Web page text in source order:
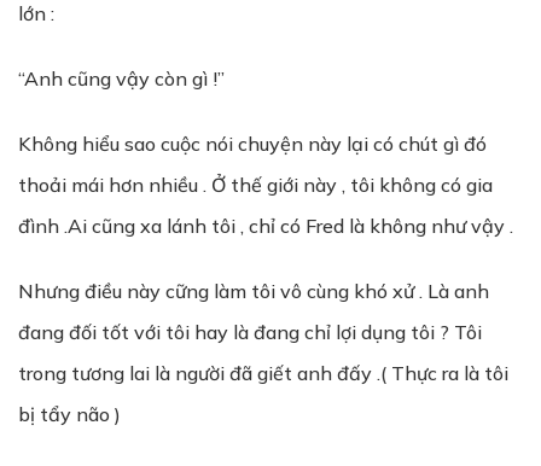
lớn :
“Anh cũng vậy còn gì !”
Không hiểu sao cuộc nói chuyện này lại có chút gì đó
thoải mái hơn nhiều . Ở thế giới này , tôi không có gia
đình .Ai cũng xa lánh tôi , chỉ có Fred là không như vậy .
Nhưng điều này cững làm tôi vô cùng khó xử . Là anh
đang đối tốt với tôi hay là đang chỉ lợi dụng tôi ? Tôi
trong tương lai là người đã giết anh đấy .( Thực ra là tôi
bị tẩy não )